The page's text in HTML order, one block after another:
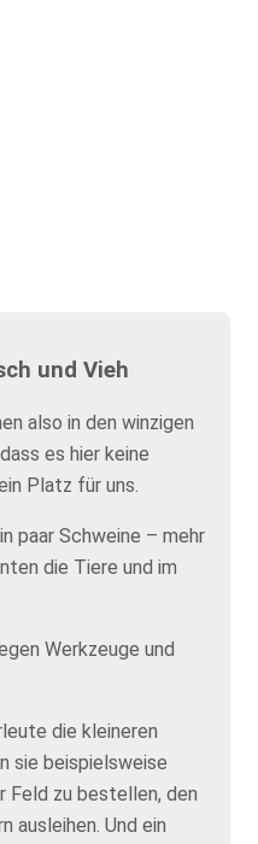
und Vieh
also in den winzigen
es hier keine
Platz für uns.
paar Schweine – mehr
die Tiere und im
Werkzeuge und
die kleineren
sie beispielsweise
Feld zu bestellen, den
ausleihen. Und ein